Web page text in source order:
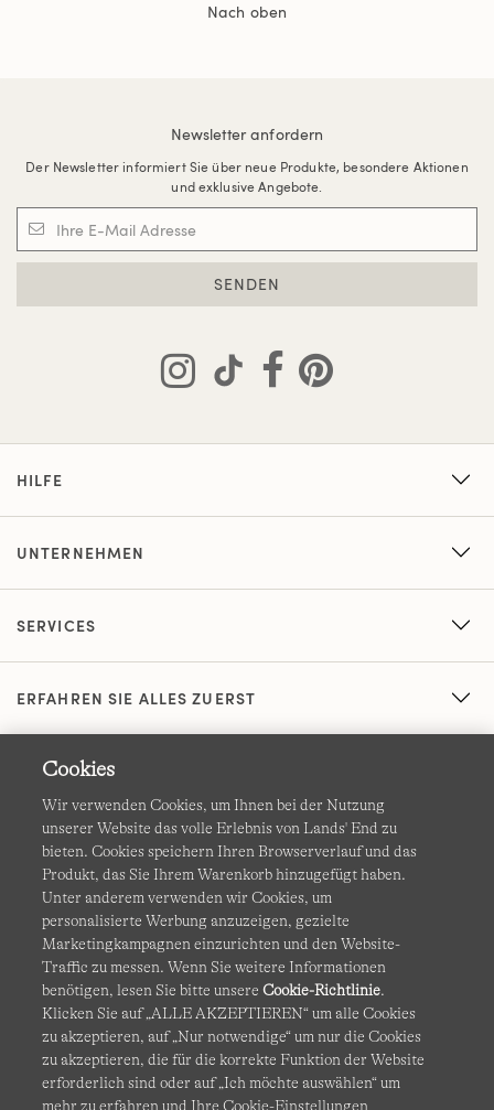
Nach oben
Newsletter anfordern
Der Newsletter informiert Sie über neue Produkte, besondere Aktionen
und exklusive Angebote.
SENDEN
HILFE
UNTERNEHMEN
SERVICES
ERFAHREN SIE ALLES ZUERST
AGB Datenschutz & Sicherheit
Cookies Ich möchte auswählen Barrierefreiheit
Site Map Internationale Websites
Diese Website ist durch reCAPTCHA geschützt. Es gelten die
Datenschutzerklärung undNutzungsbedingungenvon
Google.
Cookies
Wir verwenden Cookies, um Ihnen bei der Nutzung
unserer Website das volle Erlebnis von Lands' End zu
bieten. Cookies speichern Ihren Browserverlauf und das
Produkt, das Sie Ihrem Warenkorb hinzugefügt haben.
Unter anderem verwenden wir Cookies, um
personalisierte Werbung anzuzeigen, gezielte
Marketingkampagnen einzurichten und den Website-
Traffic zu messen. Wenn Sie weitere Informationen
benötigen, lesen Sie bitte unsereCookie-Richtlinie.
Klicken Sie auf „ALLE AKZEPTIEREN“ um alle Cookies
zu akzeptieren, auf „Nur notwendige“ um nur die Cookies
zu akzeptieren, die für die korrekte Funktion der Website
erforderlich sind oder auf „Ich möchte auswählen“ um
mehr zu erfahren und Ihre Cookie-Einstellungen